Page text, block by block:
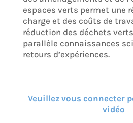
espaces verts permet une
charge et des coûts de
réduction des déchets
parallèle connaissances
retours d’expériences.
Veuillez vous connecter
vidéo